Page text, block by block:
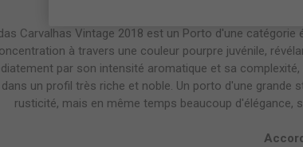
Carvalhas Vintage 2018 est un Porto d'une
à travers une couleur pourpre juvénile,
par son intensité aromatique et sa
dans un profil très riche et noble. Un porto d'une
rusticité, mais en même temps beaucoup d'élégance,